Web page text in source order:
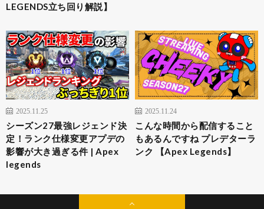
LEGENDS立ち回り解説】
2025.11.25
シーズン27最強レジェンド決
定！ランク仕様変更アプデの
影響が大き過ぎる件 | Apex
legends
2025.11.24
こんな時間から配信すること
もあるんですね プレデターラ
ンク 【Apex Legends】